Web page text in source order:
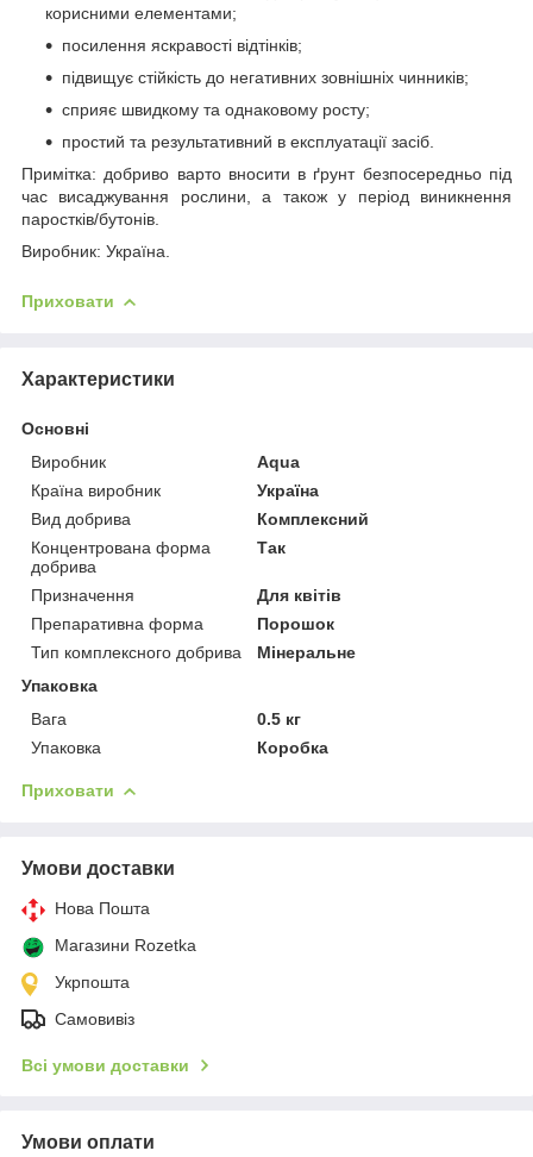
корисними елементами;
посилення яскравості відтінків;
підвищує стійкість до негативних зовнішніх чинників;
сприяє швидкому та однаковому росту;
простий та результативний в експлуатації засіб.
Примітка: добриво варто вносити в ґрунт безпосередньо під
час висаджування рослини, а також у період виникнення
паростків/бутонів.
Виробник: Україна.
Приховати
Характеристики
Основні
Виробник
Aqua
Країна виробник
Україна
Вид добрива
Комплексний
Концентрована форма
добрива
Так
Призначення
Для квітів
Препаративна форма
Порошок
Тип комплексного добрива
Мінеральне
Упаковка
Вага
0.5 кг
Упаковка
Коробка
Приховати
Умови доставки
Нова Пошта
Магазини Rozetka
Укрпошта
Самовивіз
Всі умови доставки
Умови оплати